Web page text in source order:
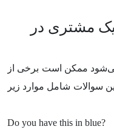
مشتری در
ممکن است برخی از
سوالات شامل موارد زیر
Do you have this in blue?